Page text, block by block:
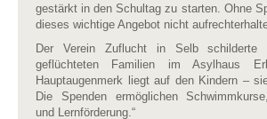
gestärkt in den Schultag zu starten. Ohne
dieses wichtige Angebot nicht
Der Verein Zuflucht in Selb schilderte
geflüchteten Familien im Asylhaus
Hauptaugenmerk liegt auf den Kindern –
Die Spenden ermöglichen
und Lernförderung.“